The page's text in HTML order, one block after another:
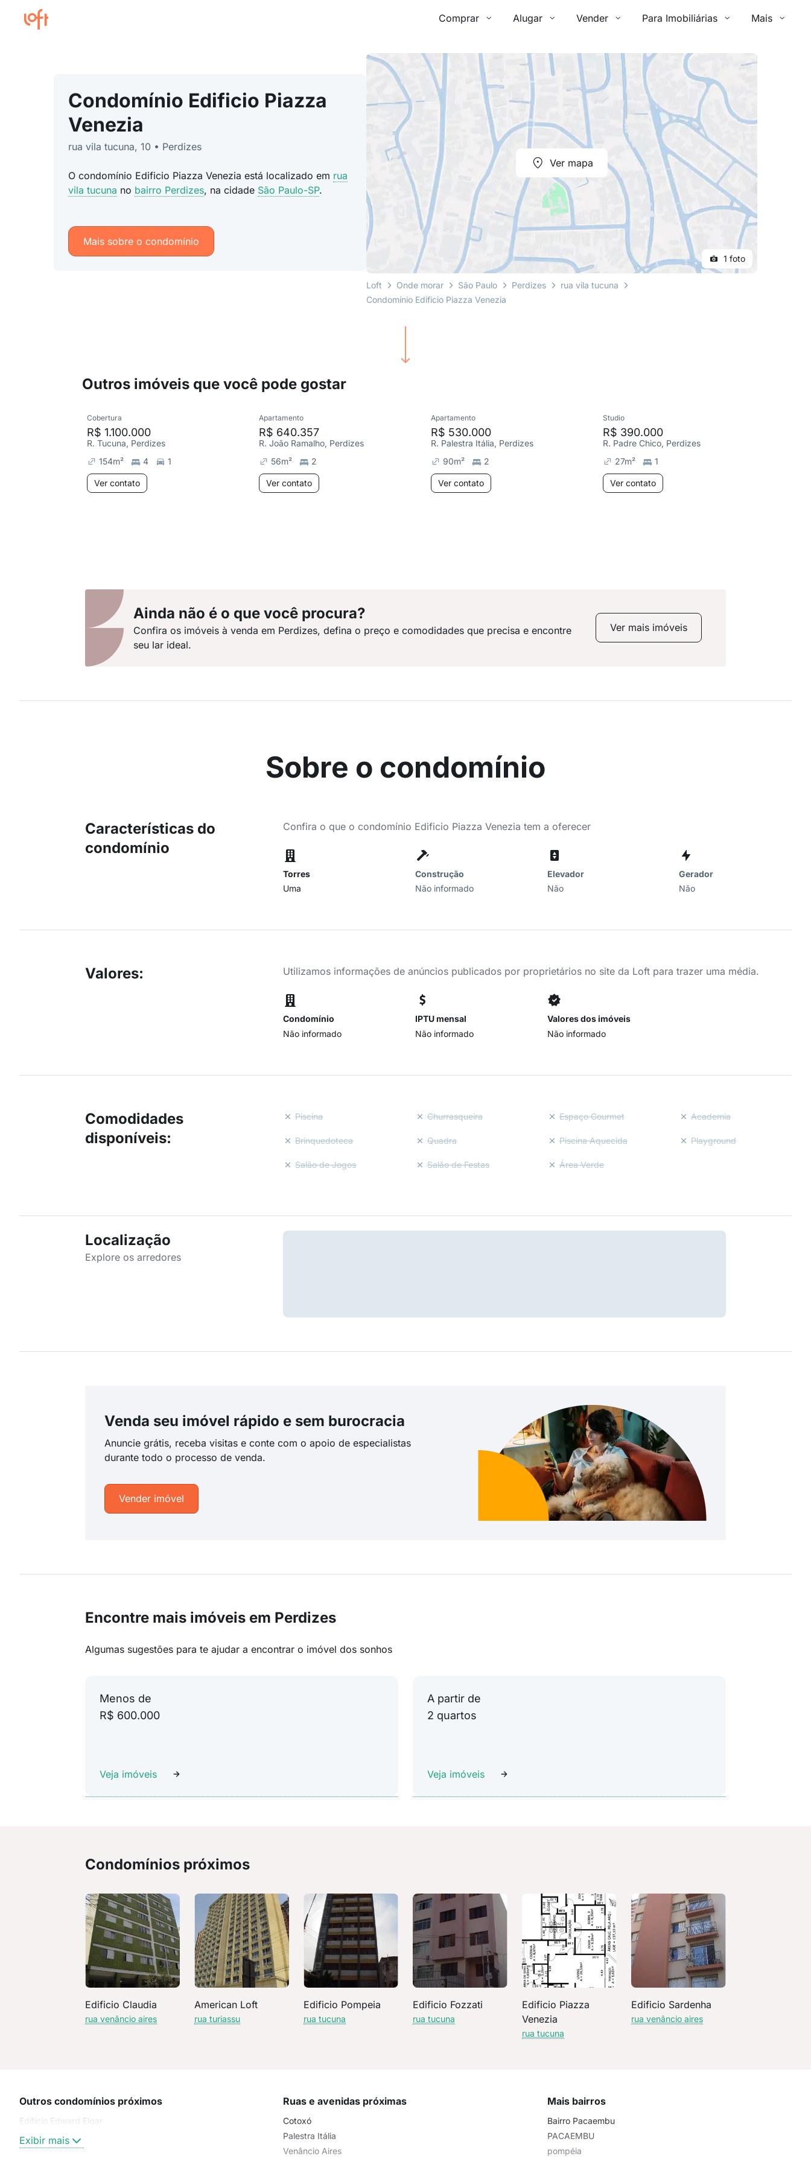
Comprar Alugar Vender Para Imobiliárias Mais
Condomínio Edificio Piazza
Venezia
rua vila tucuna, 10 • Perdizes
O condomínio Edificio Piazza Venezia está localizado em rua
vila tucuna no bairro Perdizes, na cidade São Paulo-SP.
Mais sobre o condomínio
Ver mapa
1 foto
Loft Onde morar São Paulo Perdizes
rua vila tucuna
Condomínio Edificio Piazza Venezia
Outros imóveis que você pode gostar
Cobertura
R$ 1.100.000
R. Tucuna, Perdizes
154m² 4 1
Ver contato
Apartamento
R$ 640.357
R. João Ramalho, Perdizes
56m² 2
Ver contato
Apartamento
R$ 530.000
R. Palestra Itália, Perdizes
90m² 2
Ver contato
Studio
R$ 390.000
R. Padre Chico, Perdizes
27m² 1
Ver contato
Ainda não é o que você procura?
Confira os imóveis à venda em Perdizes, defina o preço e comodidades que precisa e encontre
seu lar ideal.
Ver mais imóveis
Sobre o condomínio
Características do
condomínio
Confira o que o condomínio Edificio Piazza Venezia tem a oferecer
Torres
Uma
Construção
Não informado
Elevador
Não
Gerador
Não
Valores: Utilizamos informações de anúncios publicados por proprietários no site da Loft para trazer uma média.
Condomínio
Não informado
IPTU mensal
Não informado
Valores dos imóveis
Não informado
Comodidades
disponíveis:
Piscina Churrasqueira Espaço Gourmet Academia
Brinquedoteca Quadra Piscina Aquecida Playground
Salão de Jogos Salão de Festas Área Verde
Localização
Explore os arredores
Venda seu imóvel rápido e sem burocracia
Anuncie grátis, receba visitas e conte com o apoio de especialistas
durante todo o processo de venda.
Vender imóvel
Encontre mais imóveis em Perdizes
Algumas sugestões para te ajudar a encontrar o imóvel dos sonhos
Menos de
R$ 600.000
Veja imóveis
A partir de
2 quartos
Veja imóveis
Condomínios próximos
Edificio Claudia
rua venâncio aires
American Loft
rua turiassu
Edificio Pompeia
rua tucuna
Edificio Fozzati
rua tucuna
Edificio Piazza
Venezia
rua tucuna
Edificio Sardenha
rua venâncio aires
Outros condomínios próximos
Edifício Edward Elgar
Exibir mais
Ruas e avenidas próximas
Cotoxó
Palestra Itália
Venâncio Aires
Mais bairros
Bairro Pacaembu
PACAEMBU
pompéia